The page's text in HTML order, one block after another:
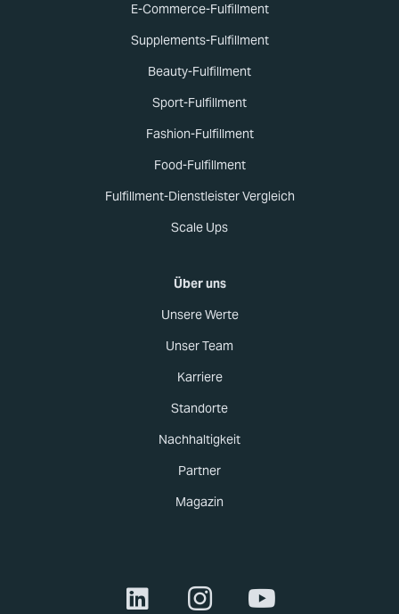
E-Commerce-Fulfillment
Supplements-Fulfillment
Beauty-Fulfillment
Sport-Fulfillment
Fashion-Fulfillment
Food-Fulfillment
Fulfillment-Dienstleister Vergleich
Scale Ups
Über uns
Unsere Werte
Unser Team
Karriere
Standorte
Nachhaltigkeit
Partner
Magazin